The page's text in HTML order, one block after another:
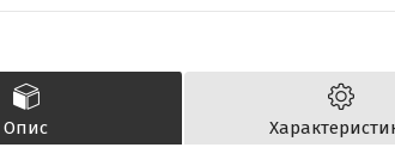
Опис